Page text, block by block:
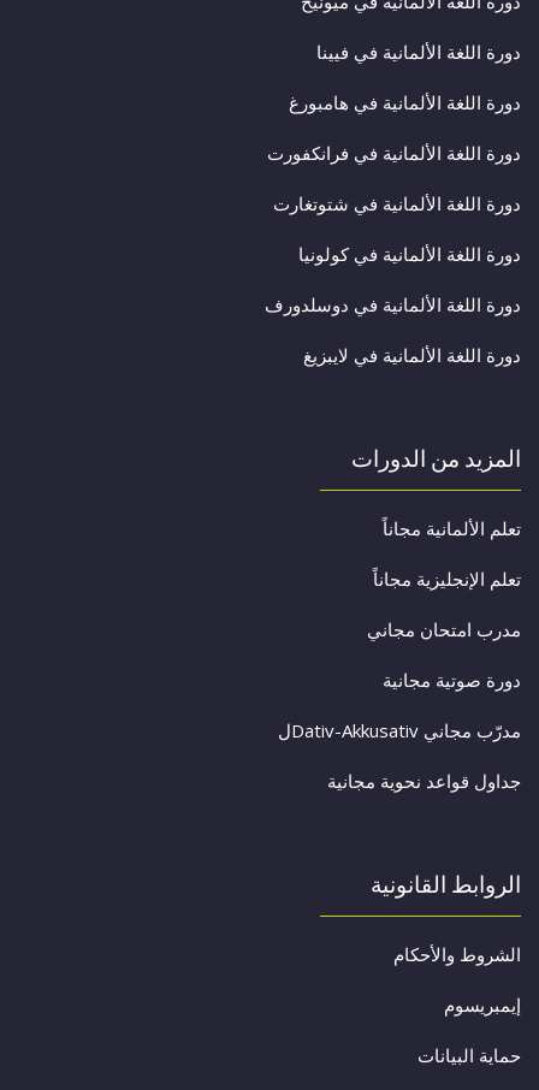
دورة اللغة الألمانية في فيينا
دورة اللغة الألمانية في هامبورغ
دورة اللغة الألمانية في فرانكفورت
دورة اللغة الألمانية في شتوتغارت
دورة اللغة الألمانية في كولونيا
دورة اللغة الألمانية في دوسلدورف
دورة اللغة الألمانية في لايبزيغ
المزيد من الدورات
تعلم الألمانية مجاناً
تعلم الإنجليزية مجاناً
مدرب امتحان مجاني
دورة صوتية مجانية
مدرّب مجاني Dativ-Akkusativل
جداول قواعد نحوية مجانية
الروابط القانونية
الشروط والأحكام
إيمبريسوم
حماية البيانات